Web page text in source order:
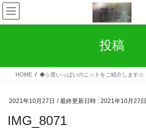
コ
ン
テ
ス
ナ
ビ
ゲ
ン
投稿
HOME ◆☆星いっぱいのニットをご紹介します☆
2021年10月27日 / 最終更新日時 : 2021年10月27日
IMG_8071